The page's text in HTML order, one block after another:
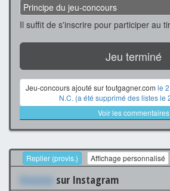
Principe du jeu-concours
Il suffit de s'inscrire pour participer au
Jeu terminé
Jeu-concours ajouté sur toutgagner.com le
N.C. (a été supprimé des listes le
Voir les commentaires
Replier (provis.) Affichage personnalisé
Xxxxxxx sur Instagram